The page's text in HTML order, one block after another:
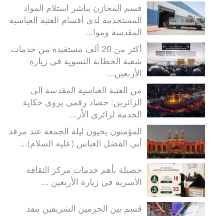
قسم المخازن يباشر استلام المواد
المستخدمة لدى أقسام العتبة العباسية
المقدسة وموا...
أكثر من 20 ألف مستفيدة من خدمات
شعبة الخطابة النسوية في زيارة
الأربعين...
من العتبة العباسية المقدسة إلى
الزائرين: حصاد رقمي يروي حكاية
الخدمة لزائري الأر...
المؤمنون يحيون ليلة الجمعة عند مرقد
أبي الفضل العباس (عليه السلام)...
حصيلة بأهم خدمات مركز الثقافة
الأسرية في زيارة الأربعين ...
قسم بين الحرمين الشريفين ينفذ